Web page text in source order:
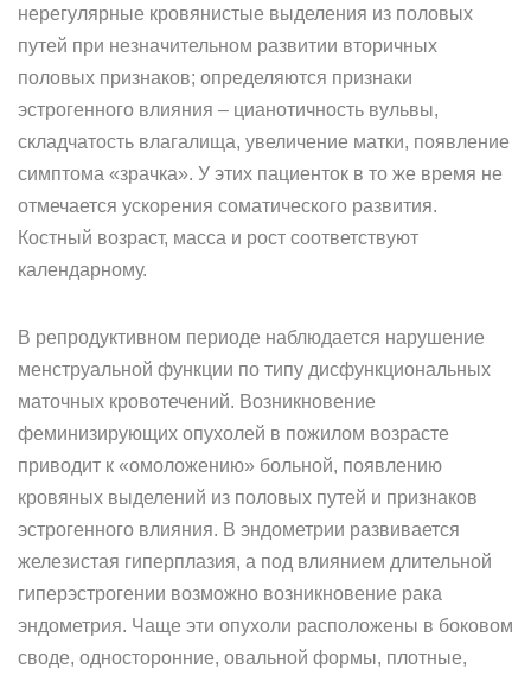
нерегулярные кровянистые выделения из половых
путей при незначительном развитии вторичных
половых признаков; определяются признаки
эстрогенного влияния – цианотичность вульвы,
складчатость влагалища, увеличение матки, появление
симптома «зрачка». У этих пациенток в то же время не
отмечается ускорения соматического раз­вития.
Костный возраст, масса и рост соответствуют
календарному.
В репродуктивном периоде наблюдается нарушение
менструаль­ной функции по типу дисфункциональных
маточных кровотечений. Возникновение
феминизирующих опухолей в пожилом возрасте
приводит к «омоложению» больной, появлению
кровяных выделений из половых путей и признаков
эстрогенного влияния. В эндометрии развивается
железистая гиперплазия, а под влиянием длительной
гиперэстрогении возможно возникновение рака
эндометрия. Чаще эти опухоли расположены в боковом
своде, односторонние, оваль­ной формы, плотные,